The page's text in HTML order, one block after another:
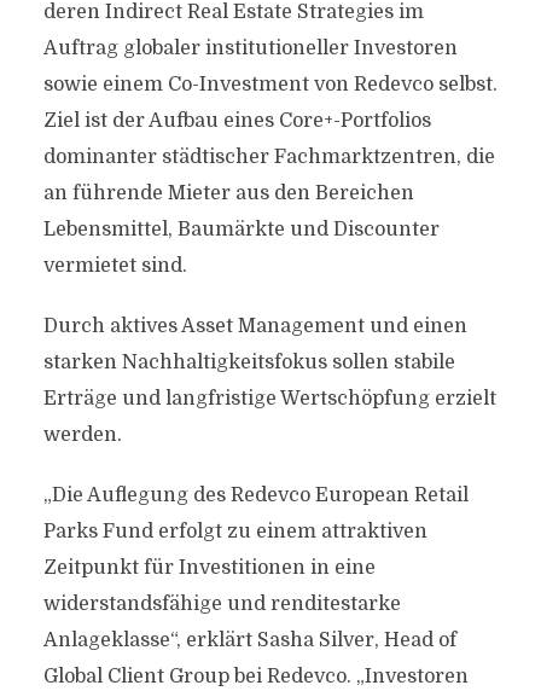
deren Indirect Real Estate Strategies im
Auftrag globaler institutioneller Investoren
sowie einem Co-Investment von Redevco selbst.
Ziel ist der Aufbau eines Core+-Portfolios
dominanter städtischer Fachmarktzentren, die
an führende Mieter aus den Bereichen
Lebensmittel, Baumärkte und Discounter
vermietet sind.
Durch aktives Asset Management und einen
starken Nachhaltigkeitsfokus sollen stabile
Erträge und langfristige Wertschöpfung erzielt
werden.
„Die Auflegung des Redevco European Retail
Parks Fund erfolgt zu einem attraktiven
Zeitpunkt für Investitionen in eine
widerstandsfähige und renditestarke
Anlageklasse“, erklärt Sasha Silver, Head of
Global Client Group bei Redevco. „Investoren